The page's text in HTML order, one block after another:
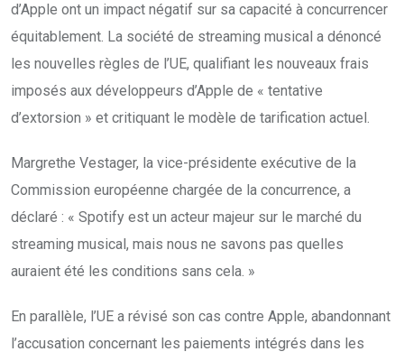
d’Apple ont un impact négatif sur sa capacité à concurrencer
équitablement. La société de streaming musical a dénoncé
les nouvelles règles de l’UE, qualifiant les nouveaux frais
imposés aux développeurs d’Apple de « tentative
d’extorsion » et critiquant le modèle de tarification actuel.
Margrethe Vestager, la vice-présidente exécutive de la
Commission européenne chargée de la concurrence, a
déclaré : « Spotify est un acteur majeur sur le marché du
streaming musical, mais nous ne savons pas quelles
auraient été les conditions sans cela. »
En parallèle, l’UE a révisé son cas contre Apple, abandonnant
l’accusation concernant les paiements intégrés dans les